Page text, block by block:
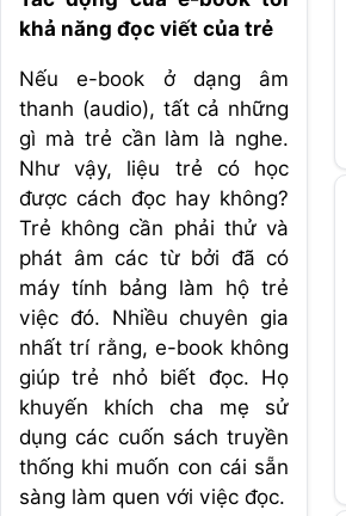
khả năng đọc viết của trẻ
Nếu e-book ở dạng âm
thanh (audio), tất cả những
gì mà trẻ cần làm là nghe.
Như vậy, liệu trẻ có học
được cách đọc hay không?
Trẻ không cần phải thử và
phát âm các từ bởi đã có
máy tính bảng làm hộ trẻ
việc đó. Nhiều chuyên gia
nhất trí rằng, e-book không
giúp trẻ nhỏ biết đọc. Họ
khuyến khích cha mẹ sử
dụng các cuốn sách truyền
thống khi muốn con cái sẵn
sàng làm quen với việc đọc.